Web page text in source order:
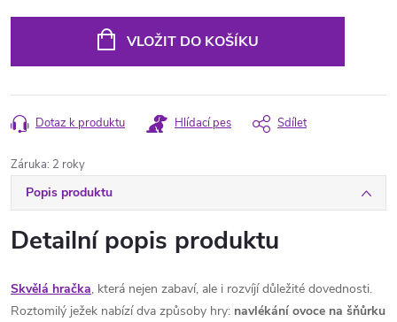
VLOŽIT DO KOŠÍKU
Dotaz k produktu Hlídací pes Sdílet
Záruka: 2 roky
Popis produktu
Detailní popis produktu
Skvělá hračka, která nejen zabaví, ale i rozvíjí důležité dovednosti.
Roztomilý ježek nabízí dva způsoby hry: navlékání ovoce na šňůrku